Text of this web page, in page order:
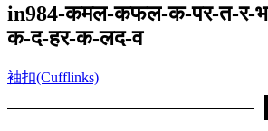
in984-कमल-कफल-क-पर-त-र-
क-द-हर-क-लद-व
袖扣(Cufflinks)